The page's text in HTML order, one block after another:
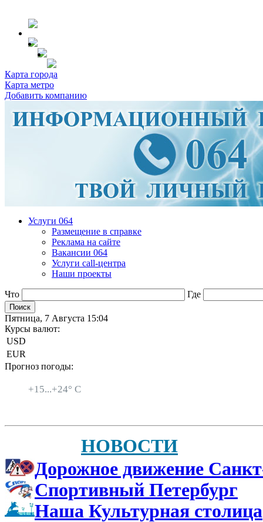
Карта города
Карта метро
Добавить компанию
Услуги 064
Размещение в справке
Реклама на сайте
Вакансии 064
Услуги call-центра
Наши проекты
Что Где
Пятница, 7 Августа 15:04
Курсы валют:
USD
EUR
Прогноз погоды:
+15...+24° C
НОВОСТИ
Дорожное движение
Спортивный Петербург
Наша Культурная столица